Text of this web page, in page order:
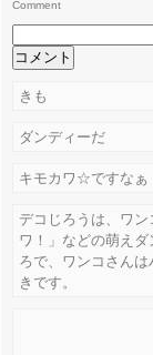
Comment
きも
ダンディーだ
キモカワ☆ですなぁ
デコじろうは、ワ
ワ！」などの萌え
ろで、ワンコさん
きです。